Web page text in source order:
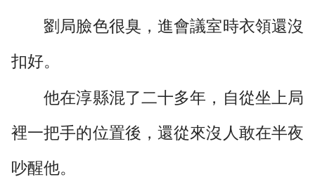
劉局臉色很臭，進會議室時衣領還沒
扣好。
他在淳縣混了二十多年，自從坐上局
裡一把手的位置後，還從來沒人敢在半夜
吵醒他。